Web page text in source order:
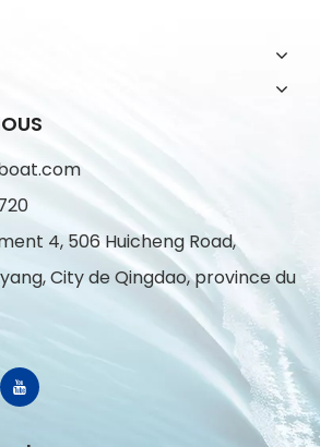
4, 506 Huicheng Road,
City de Qingdao, province du